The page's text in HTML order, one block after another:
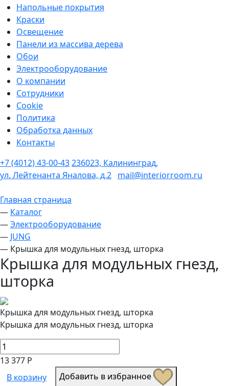
Напольные покрытия
Краски
Освещение
Панели из массива дерева
Обои
Электрооборудование
О компании
Сотрудники
Cookie
Политика
Обработка данных
Контакты
+7 (4012) 43-00-43236023, Калининград,
ул. Лейтенанта Яналова, д.2 mail@interiorroom.ru
Главная страница
— Каталог
—Электрооборудование
— JUNG
— Крышка для модульных гнезд, шторка
Крышка для модульных гнезд,
шторка
Крышка для модульных гнезд, шторка
Крышка для модульных гнезд, шторка
13 377 Р
В корзину
Добавить в избранное